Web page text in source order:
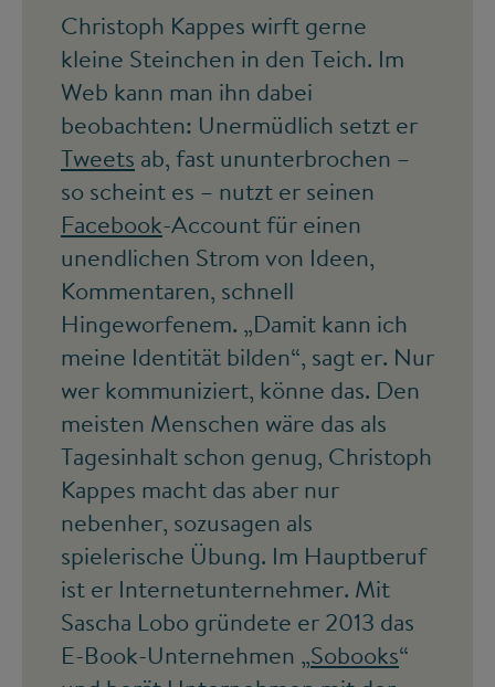
Christoph Kappes wirft gerne
kleine Steinchen in den Teich. Im
Web kann man ihn dabei
beobachten: Unermüdlich setzt er
Tweets ab, fast ununterbrochen –
so scheint es – nutzt er seinen
Facebook-Account für einen
unendlichen Strom von Ideen,
Kommentaren, schnell
Hingeworfenem. „Damit kann ich
meine Identität bilden“, sagt er. Nur
wer kommuniziert, könne das. Den
meisten Menschen wäre das als
Tagesinhalt schon genug, Christoph
Kappes macht das aber nur
nebenher, sozusagen als
spielerische Übung. Im Hauptberuf
ist er Internetunternehmer. Mit
Sascha Lobo gründete er 2013 das
E-Book-Unternehmen „Sobooks“